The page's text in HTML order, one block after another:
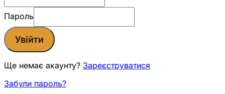
Пароль
Увійти
Ще немає акаунту? Зареєструватися
Забули пароль?